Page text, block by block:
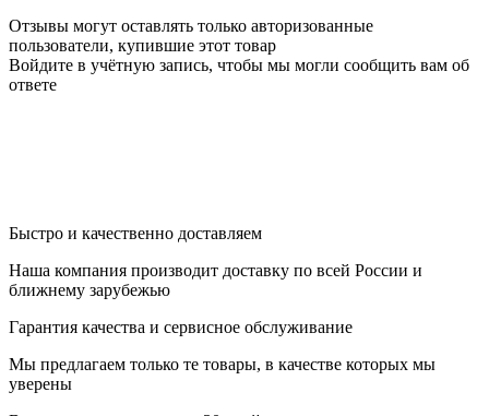
Отзывы могут оставлять только авторизованные
пользователи, купившие этот товар
Войдите в учётную запись, чтобы мы могли сообщить вам об
ответе
Быстро и качественно доставляем
Наша компания производит доставку по всей России и
ближнему зарубежью
Гарантия качества и сервисное обслуживание
Мы предлагаем только те товары, в качестве которых мы
уверены